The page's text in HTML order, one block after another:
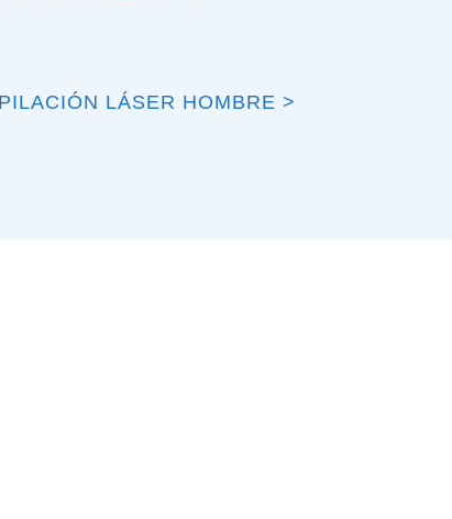
LÁSER HOMBRE >